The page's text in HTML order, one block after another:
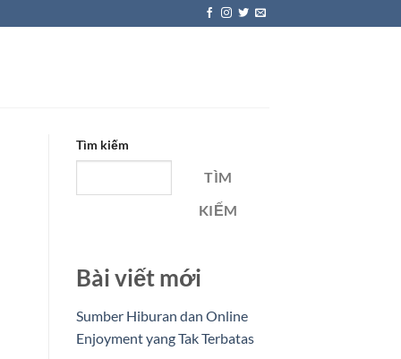
Tìm kiếm
TÌM
KIẾM
Bài viết mới
Sumber Hiburan dan Online
Enjoyment yang Tak Terbatas